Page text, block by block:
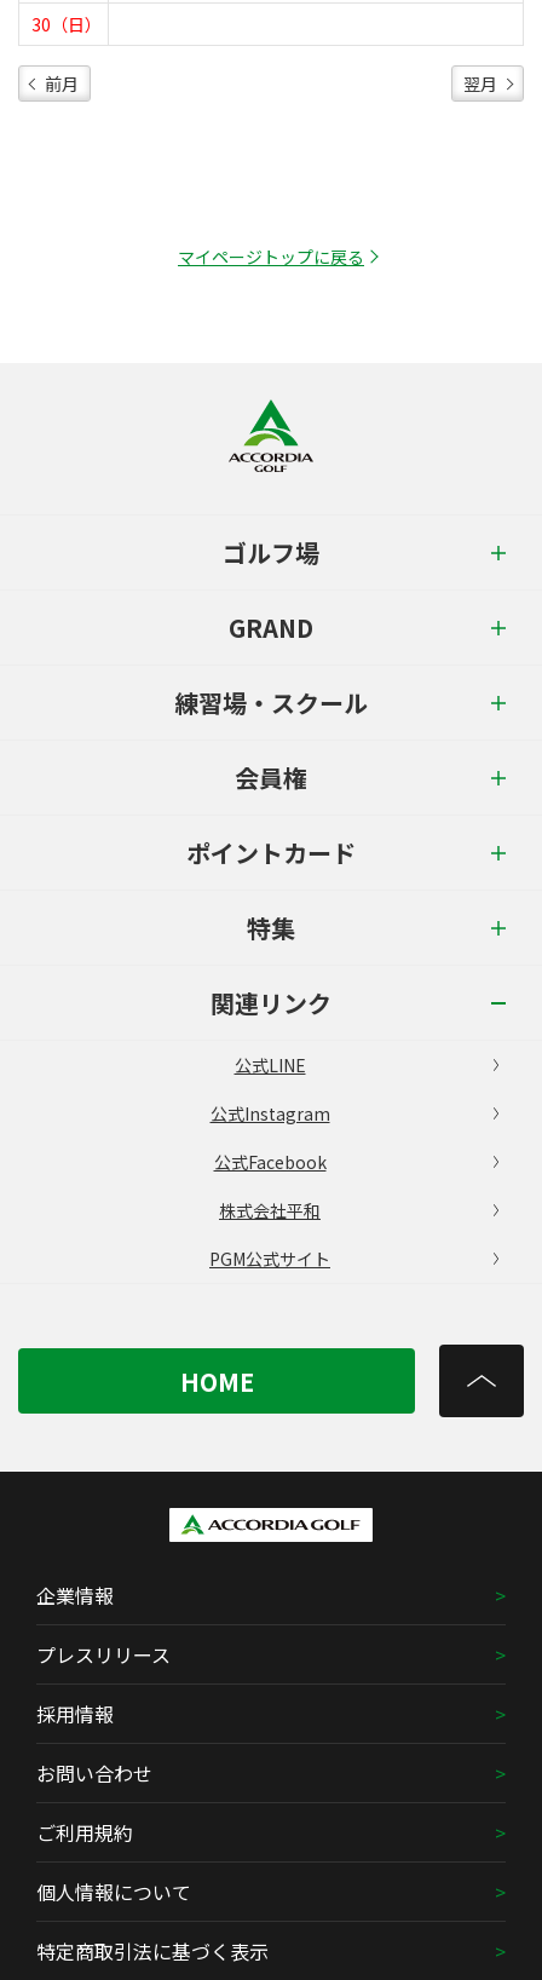
30（日）
前月 翌月
マイページトップに戻る
ゴルフ場
GRAND
練習場・スクール
会員権
ポイントカード
特集
関連リンク
公式LINE
公式Instagram
公式Facebook
株式会社平和
PGM公式サイト
HOME
企業情報
プレスリリース
採用情報
お問い合わせ
ご利用規約
個人情報について
特定商取引法に基づく表示